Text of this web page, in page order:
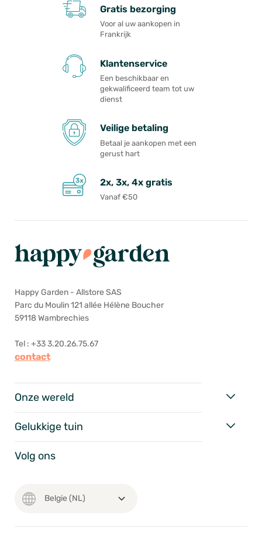
Gratis bezorging
Voor al uw aankopen in
Frankrijk
Klantenservice
Een beschikbaar en
gekwalificeerd team tot uw
dienst
Veilige betaling
Betaal je aankopen met een
gerust hart
2x, 3x, 4x gratis
Vanaf €50
Happy Garden - Allstore SAS
Parc du Moulin 121 allée Hélène Boucher
59118 Wambrechies
Tel : +33 3.20.26.75.67
contact
Onze wereld
Gelukkige tuin
Volg ons